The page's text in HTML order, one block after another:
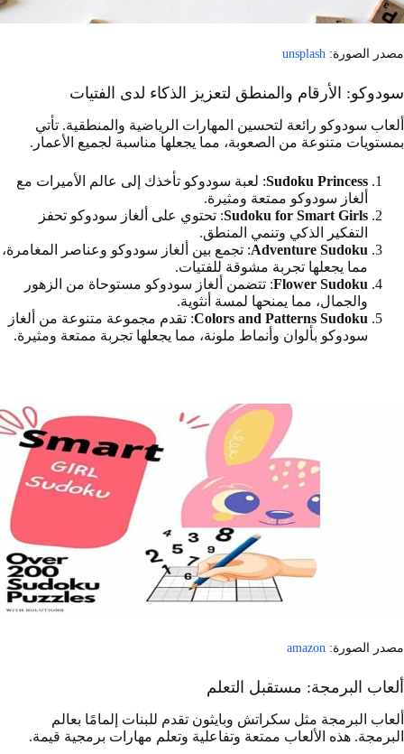
مصدر الصورة: unsplash
سودوكو: الأرقام والمنطق لتعزيز الذكاء لدى الفتيات
ألعاب سودوكو رائعة لتحسين المهارات الرياضية والمنطقية. تأتي
بمستويات متنوعة من الصعوبة، مما يجعلها مناسبة لجميع الأعمار.
Sudoku Princess: لعبة سودوكو تأخذك إلى عالم الأميرات مع
ألغاز سودوكو ممتعة ومثيرة.
Sudoku for Smart Girls: تحتوي على ألغاز سودوكو تحفز
التفكير الذكي وتنمي المنطق.
Adventure Sudoku: تجمع بين ألغاز سودوكو وعناصر المغامرة،
مما يجعلها تجربة مشوقة للفتيات.
Flower Sudoku: تتضمن ألغاز سودوكو مستوحاة من الزهور
والجمال، مما يمنحها لمسة أنثوية.
Colors and Patterns Sudoku: تقدم مجموعة متنوعة من ألغاز
سودوكو بألوان وأنماط ملونة، مما يجعلها تجربة ممتعة ومثيرة.
مصدر الصورة: amazon
ألعاب البرمجة: مستقبل التعلم
ألعاب البرمجة مثل سكراتش وبايثون تقدم للبنات إلمامًا بعالم
البرمجة. هذه الألعاب ممتعة وتفاعلية وتعلم مهارات برمجية قيمة.